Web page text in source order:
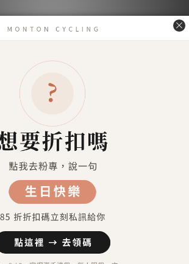
送貨及付款方式
超商取貨 付款（約4-5天送達）
超商取貨不付款 （約4-5天送達）
（金門／馬祖／澎湖 外島地區除外）
馬祖／澎湖 等外島地區（郵寄）
港澳地區（順豐運費到付）
付款方式
信用卡付款（SHOPLINE Pay）
Apple Pay
7-11 超商取貨付款
LINE Pay
匯款 (台灣脈騰指定帳號)
信用卡分期付款-三期